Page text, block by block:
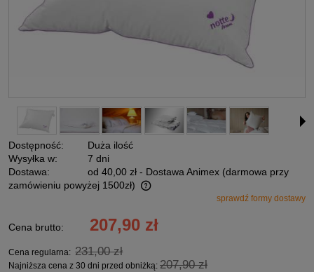
Dostępność:
Duża ilość
Wysyłka w:
7 dni
Dostawa:
od 40,00 zł - Dostawa Animex (darmowa przy
zamówieniu powyżej 1500zł)
Cena nie zawiera ewentualnych kosztów płatnościsprawdź formy dostawy
Cena brutto: 207,90 zł
Cena regularna: 231,00 zł
Najniższa cena z 30 dni przed obniżką: 207,90 zł